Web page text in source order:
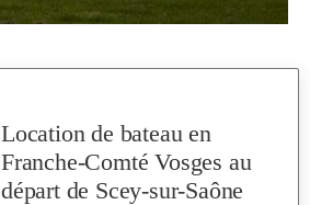
Location de bateau en
Franche-Comté Vosges au
départ de Scey-sur-Saône